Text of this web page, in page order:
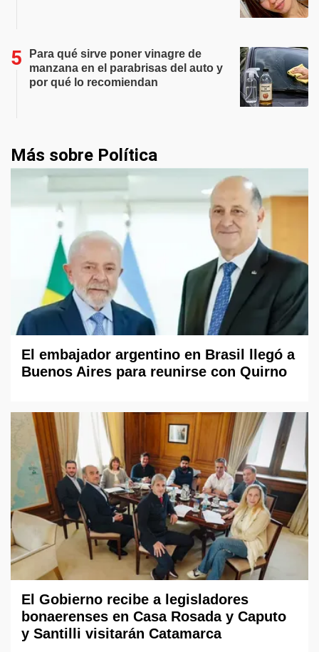
Para qué sirve poner vinagre de
manzana en el parabrisas del auto y
por qué lo recomiendan
Más sobre Política
El embajador argentino en Brasil llegó a
Buenos Aires para reunirse con Quirno
El Gobierno recibe a legisladores
bonaerenses en Casa Rosada y Caputo
y Santilli visitarán Catamarca